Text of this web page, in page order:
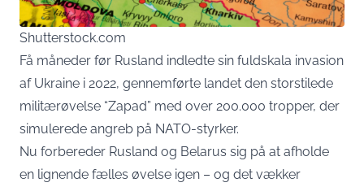
Shutterstock.com
Få måneder før Rusland indledte sin fuldskala invasion
af Ukraine i 2022, gennemførte landet den storstilede
militærøvelse “Zapad” med over 200.000 tropper, der
simulerede angreb på NATO-styrker.
Nu forbereder Rusland og Belarus sig på at afholde
en lignende fælles øvelse igen – og det vækker